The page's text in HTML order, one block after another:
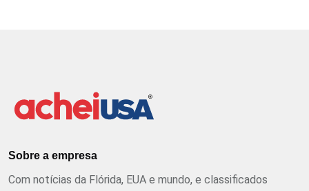
Sobre a empresa
Com notícias da Flórida, EUA e mundo, e classificados